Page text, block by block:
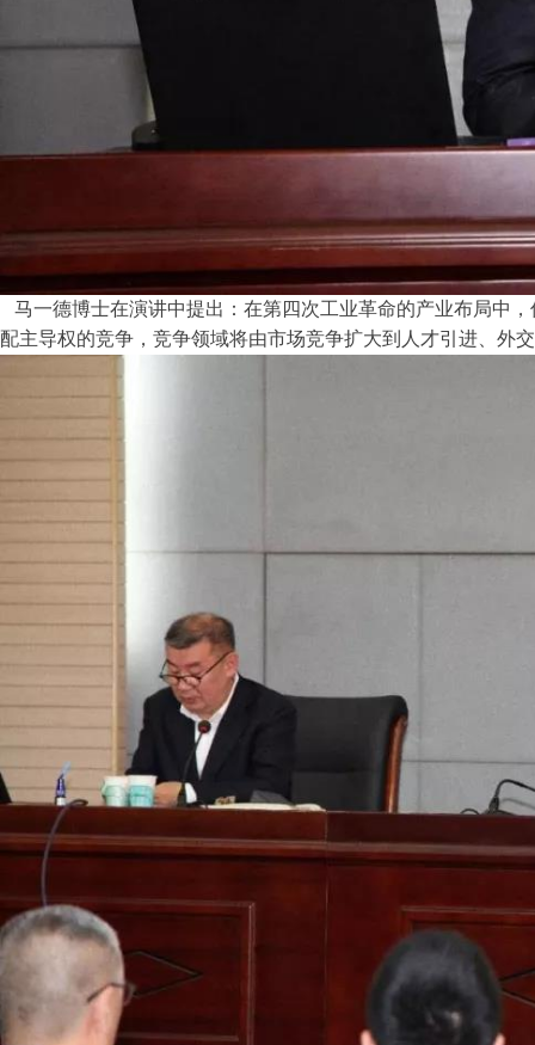
马一德博士在演讲中提出：在第四次工业革命的产业布局中
配主导权的竞争，竞争领域将由市场竞争扩大到人才引进、外